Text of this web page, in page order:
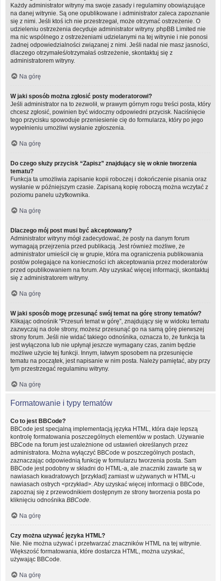
Każdy administrator witryny ma swoje zasady i regulaminy obowiązujące
na danej witrynie. Są one opublikowane i administrator zaleca zapoznanie
się z nimi. Jeśli ktoś ich nie przestrzegał, może otrzymać ostrzeżenie. O
udzieleniu ostrzeżenia decyduje administrator witryny. phpBB Limited nie
ma nic wspólnego z ostrzeżeniami udzielanymi na tej witrynie i nie ponosi
żadnej odpowiedzialności związanej z nimi. Jeśli nadal nie masz jasności,
dlaczego otrzymałeś/otrzymałaś ostrzeżenie, skontaktuj się z
administratorem witryny.
Na górę
W jaki sposób można zgłosić posty moderatorowi?
Jeśli administrator na to zezwolił, w prawym górnym rogu treści posta, który
chcesz zgłosić, powinien być widoczny odpowiedni przycisk. Naciśnięcie
tego przycisku spowoduje przeniesienie cię do formularza, który po jego
wypełnieniu umożliwi wysłanie zgłoszenia.
Na górę
Do czego służy przycisk “Zapisz” znajdujący się w oknie tworzenia
tematu?
Funkcja ta umożliwia zapisanie kopii roboczej i dokończenie pisania oraz
wysłanie w późniejszym czasie. Zapisaną kopię roboczą można wczytać z
poziomu panelu użytkownika.
Na górę
Dlaczego mój post musi być akceptowany?
Administrator witryny mógł zadecydować, że posty na danym forum
wymagają przejrzenia przed publikacją. Jest również możliwe, że
administrator umieścił cię w grupie, która ma ograniczenia publikowania
postów polegające na konieczności ich akceptowania przez moderatorów
przed opublikowaniem na forum. Aby uzyskać więcej informacji, skontaktuj
się z administratorem witryny.
Na górę
W jaki sposób mogę przesunąć swój temat na górę strony tematów?
Klikając odnośnik “Przesuń temat w górę”, znajdujący się w widoku tematu
zazwyczaj na dole strony, możesz przesunąć go na samą górę pierwszej
strony forum. Jeśli nie widać takiego odnośnika, oznacza to, że funkcja ta
jest wyłączona lub nie upłynął jeszcze wymagany czas, zanim będzie
możliwe użycie tej funkcji. Innym, łatwym sposobem na przesunięcie
tematu na początek, jest napisanie w nim posta. Należy pamiętać, aby przy
tym przestrzegać regulaminu witryny.
Na górę
Formatowanie i typy tematów
Co to jest BBCode?
BBCode jest specjalną implementacją języka HTML, która daje lepszą
kontrolę formatowania poszczególnych elementów w postach. Używanie
BBCode na forum jest uzależnione od ustawień określanych przez
administratora. Można wyłączyć BBCode w poszczególnych postach,
zaznaczając odpowiednią funkcję w formularzu tworzenia posta. Sam
BBCode jest podobny w składni do HTML-a, ale znaczniki zawarte są w
nawiasach kwadratowych [przykład] zamiast w używanych w HTML-u
nawiasach ostrych <przykład>. Aby uzyskać więcej informacji o BBCode,
zapoznaj się z przewodnikiem dostępnym ze strony tworzenia posta po
kliknięciu odnośnika BBCode
Na górę
Czy można używać języka HTML?
Nie. Nie można używać i przetwarzać znaczników HTML na tej witrynie.
Większość formatowania, które dostarcza HTML, można uzyskać,
używając BBCode.
Na górę